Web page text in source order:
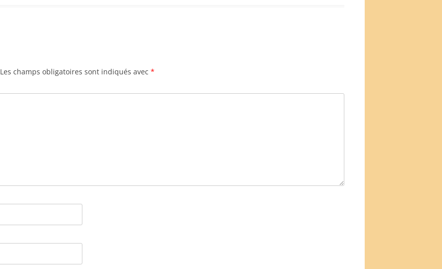
Les champs obligatoires sont indiqués avec *